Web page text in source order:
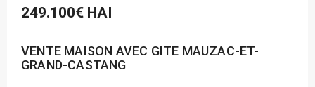
249.100€ HAI
VENTE MAISON AVEC GITE MAUZAC-ET-
GRAND-CASTANG